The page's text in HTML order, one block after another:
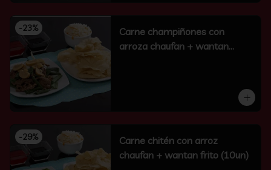
-23%
Carne champiñones con
arroza chaufan + wantan
-29%
Carne chitén con arroz
chaufan + wantan frito (10un)